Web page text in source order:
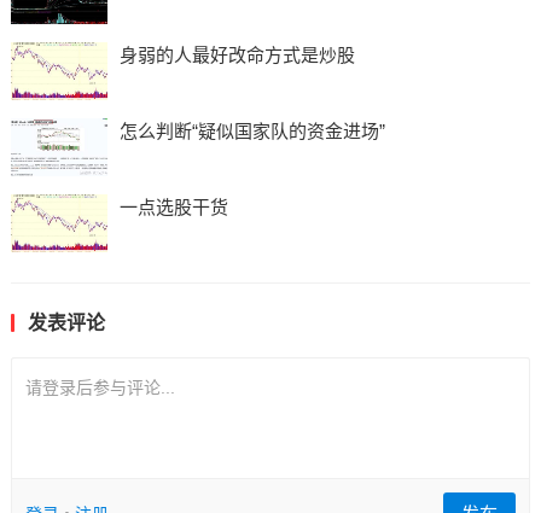
身弱的人最好改命方式是炒股
怎么判断“疑似国家队的资金进场”
一点选股干货
发表评论
请登录后参与评论...